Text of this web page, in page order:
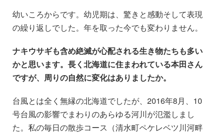
幼いころからです。幼児期は、驚きと感動そして表現
の繰り返しでした。年を取った今でも変わりません。
ナキウサギも含め絶滅が心配される生き物たちも多い
かと思います。長く北海道に住まわれている本田さん
ですが、周りの自然に変化はありましたか。
台風とは全く無縁の北海道でしたが、2016年8月、10
号台風の影響でまわりのあらゆる河川が氾濫しまし
た。私の毎日の散歩コース（清水町ペケレベツ川河畔